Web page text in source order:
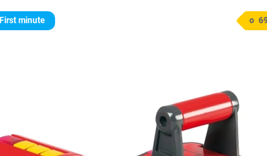
First minute o